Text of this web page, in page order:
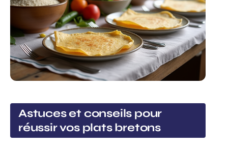
Astuces et conseils pour
réussir vos plats bretons